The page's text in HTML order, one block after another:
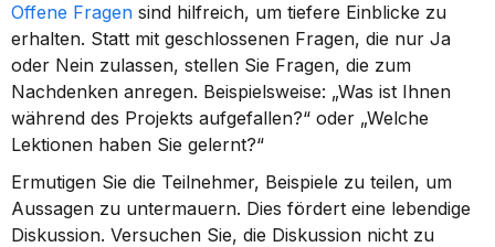
Offene Fragen sind hilfreich, um tiefere Einblicke zu
erhalten. Statt mit geschlossenen Fragen, die nur Ja
oder Nein zulassen, stellen Sie Fragen, die zum
Nachdenken anregen. Beispielsweise: „Was ist Ihnen
während des Projekts aufgefallen?“ oder „Welche
Lektionen haben Sie gelernt?“
Ermutigen Sie die Teilnehmer, Beispiele zu teilen, um
Aussagen zu untermauern. Dies fördert eine lebendige
Diskussion. Versuchen Sie, die Diskussion nicht zu